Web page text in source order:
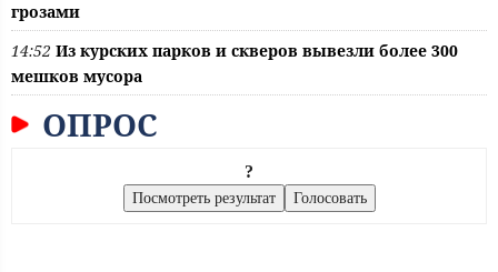
грозами
14:52 Из курских парков и скверов вывезли более 300
мешков мусора
ОПРОС
?